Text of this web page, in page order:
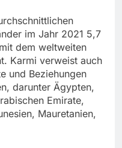
im Jahr 2021 5,7
dem weltweiten
Karmi verweist auch
und Beziehungen
darunter Ägypten,
Emirate,
Mauretanien,